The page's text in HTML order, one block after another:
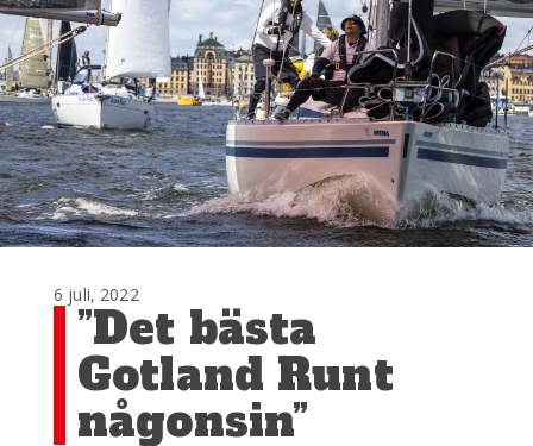
6 juli, 2022
”Det bästa
Gotland Runt
någonsin”